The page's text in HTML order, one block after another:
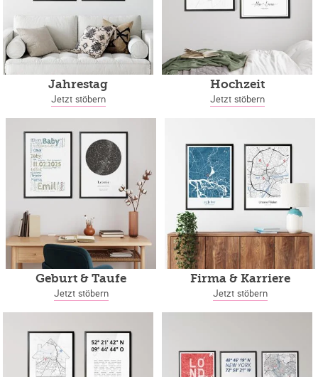
Jahrestag
Jetzt stöbern
Hochzeit
Jetzt stöbern
Geburt & Taufe
Jetzt stöbern
Firma & Karriere
Jetzt stöbern